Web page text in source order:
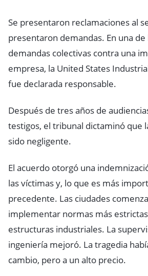
Se presentaron reclamaciones al
presentaron demandas. En una
demandas colectivas contra una
empresa, la United States
fue declarada responsable.
Después de tres años de
testigos, el tribunal dictaminó que
sido negligente.
El acuerdo otorgó una
las víctimas y, lo que es más
precedente. Las ciudades
implementar normas más
estructuras industriales. La
ingeniería mejoró. La tragedia
cambio, pero a un alto precio.